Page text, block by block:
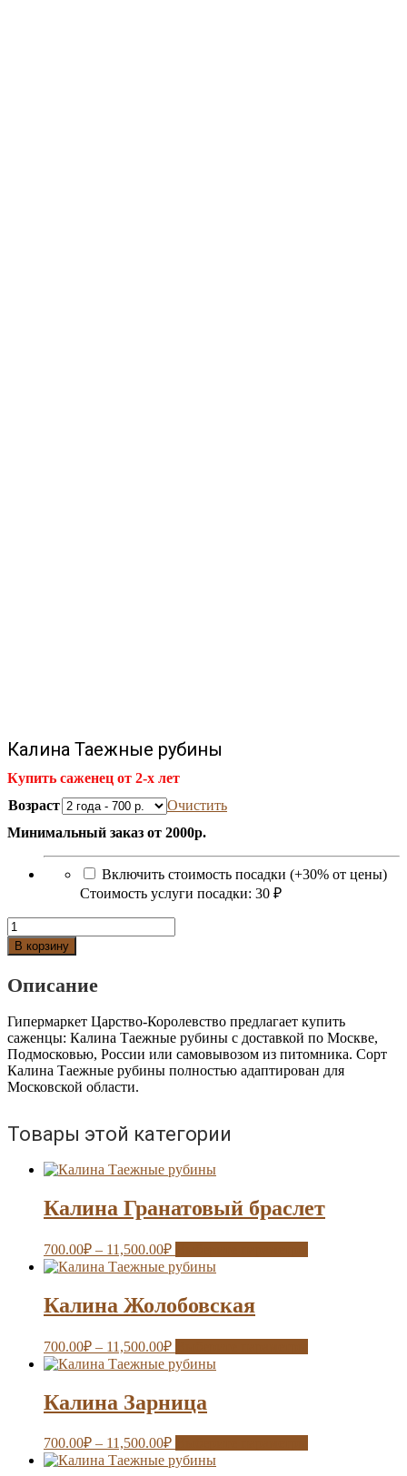
Калина Таежные рубины
Купить саженец от 2-х лет
Возраст
Очистить
Минимальный заказ от 2000р.
Включить стоимость посадки (+30% от цены)
Стоимость услуги посадки: 30 ₽
Количество
Калина
Таежные
В корзину
Описание
Гипермаркет Царство-Королевство предлагает купить
саженцы: Калина Таежные рубины с доставкой по Москве,
Подмосковью, России или самовывозом из питомника. Сорт
Калина Таежные рубины полностью адаптирован для
Московской области.
Товары этой категории
Калина Гранатовый браслет
700.00₽ – 11,500.00₽
Калина Жолобовская
700.00₽ – 11,500.00₽
Калина Зарница
700.00₽ – 11,500.00₽